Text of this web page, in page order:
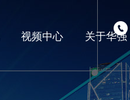
视频中心 关于华强